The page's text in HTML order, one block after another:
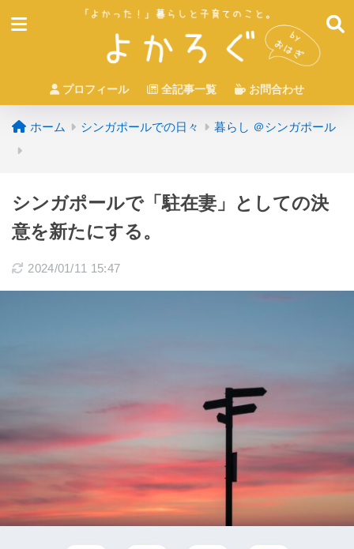
プロフィール 全記事一覧 お問合わせ
ホーム シンガポールでの日々 暮らし ＠シンガポール
シンガポールで「駐在妻」としての決
意を新たにする。
2024/01/11 15:47